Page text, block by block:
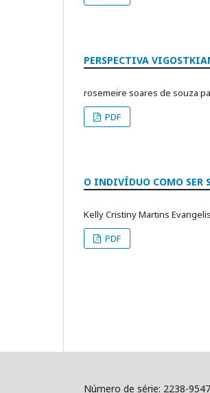
PERSPECTIVA
rosemeire soares de souza
PDF
O INDIVÍDUO COMO SER
Kelly Cristiny Martins
PDF
Número de série: 2238-9547